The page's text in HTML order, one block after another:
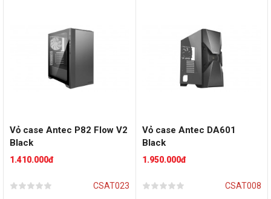
Vỏ case Antec P82 Flow V2
Black
1.410.000đ
CSAT023
Vỏ case Antec DA601
Black
1.950.000đ
CSAT008